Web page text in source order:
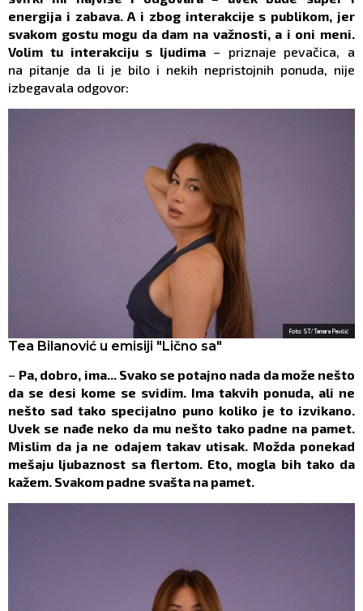
energija i zabava. A i zbog interakcije s publikom, jer
svakom gostu mogu da dam na važnosti, a i oni meni.
Volim tu interakciju s ljudima – priznaje pevačica, a
na pitanje da li je bilo i nekih nepristojnih ponuda, nije
izbegavala odgovor:
Foto: ST/Tamara Pavišić
Tea Bilanović u emisiji "Lično sa"
– Pa, dobro, ima... Svako se potajno nada da može nešto
da se desi kome se svidim. Ima takvih ponuda, ali ne
nešto sad tako specijalno puno koliko je to izvikano.
Uvek se nađe neko da mu nešto tako padne na pamet.
Mislim da ja ne odajem takav utisak. Možda ponekad
mešaju ljubaznost sa flertom. Eto, mogla bih tako da
kažem. Svakom padne svašta na pamet.